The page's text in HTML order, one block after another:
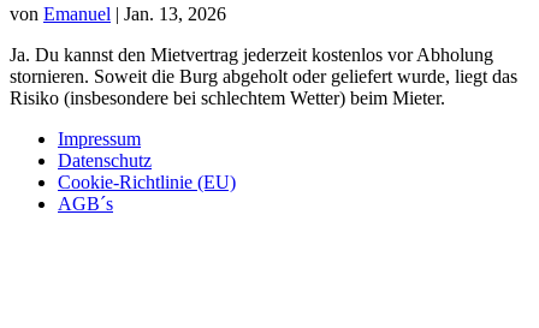
von Emanuel | Jan. 13, 2026
Ja. Du kannst den Mietvertrag jederzeit kostenlos vor Abholung
stornieren. Soweit die Burg abgeholt oder geliefert wurde, liegt das
Risiko (insbesondere bei schlechtem Wetter) beim Mieter.
Impressum
Datenschutz
Cookie-Richtlinie (EU)
AGB´s